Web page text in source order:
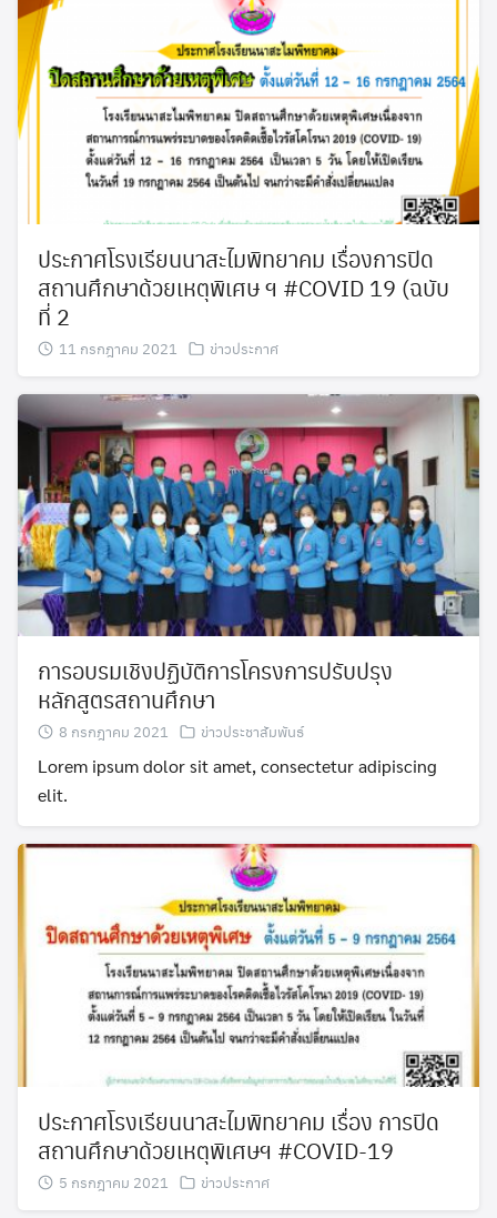
ทำเนียบบุคลากร
ทำเนียบบุคลากรโรงเรียน
นโยบายความเป็นส่วนตัว
ปีการศึกษา 2567
มัธยมศึกษาปีที่ 3
มัธยมศึกษาปีที่ 6
วัดปัจฉิมณีวัน
วัดปุญญานิวาส
วัดเกษมสำราญ
หน้าตัวอย่าง
หน้าแรก
หอไตรหนองขุหลุ
แหล่งเรียนรู้
ข้อมูลทั่วไป
ประกาศโรงเรียนนาสะไมพิทยาคม เรื่องการปิด
สถานศึกษาด้วยเหตุพิเศษ ฯ #COVID 19 (ฉบับ
ที่ 2
11 กรกฎาคม 2021 ข่าวประกาศ
การอบรมเชิงปฏิบัติการโครงการปรับปรุง
หลักสูตรสถานศึกษา
8 กรกฎาคม 2021 ข่าวประชาสัมพันธ์
Lorem ipsum dolor sit amet, consectetur adipiscing
elit.
ประกาศโรงเรียนนาสะไมพิทยาคม เรื่อง การปิด
สถานศึกษาด้วยเหตุพิเศษฯ #COVID-19
5 กรกฎาคม 2021 ข่าวประกาศ